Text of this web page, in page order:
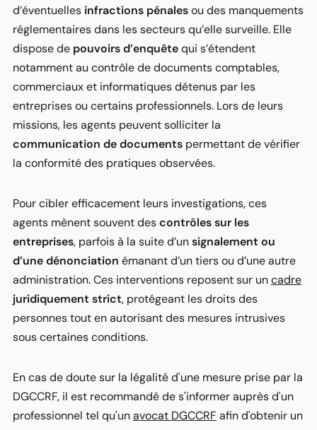
d’éventuelles infractions pénalesou des manquements
réglementaires dans les secteurs qu’elle surveille. Elle
dispose de pouvoirs d’enquêtequi s’étendent
notamment au contrôle de documents comptables,
commerciaux et informatiques détenus par les
entreprises ou certains professionnels. Lors de leurs
missions, les agents peuvent solliciter la
communication de documentspermettant de vérifier
la conformité des pratiques observées.
Pour cibler efficacement leurs investigations, ces
agents mènent souvent descontrôles sur les
entreprises, parfois à la suite d’unsignalement ou
d’une dénonciation émanant d’un tiers ou d’une autre
administration. Ces interventions reposent sur uncadre
juridiquement strict, protégeant les droits des
personnes tout en autorisant des mesures intrusives
sous certaines conditions.
En cas de doute sur la légalité d'une mesure prise par la
DGCCRF, il est recommandé de s'informer auprès d'un
professionnel tel qu'unavocat DGCCRF afin d'obtenir un